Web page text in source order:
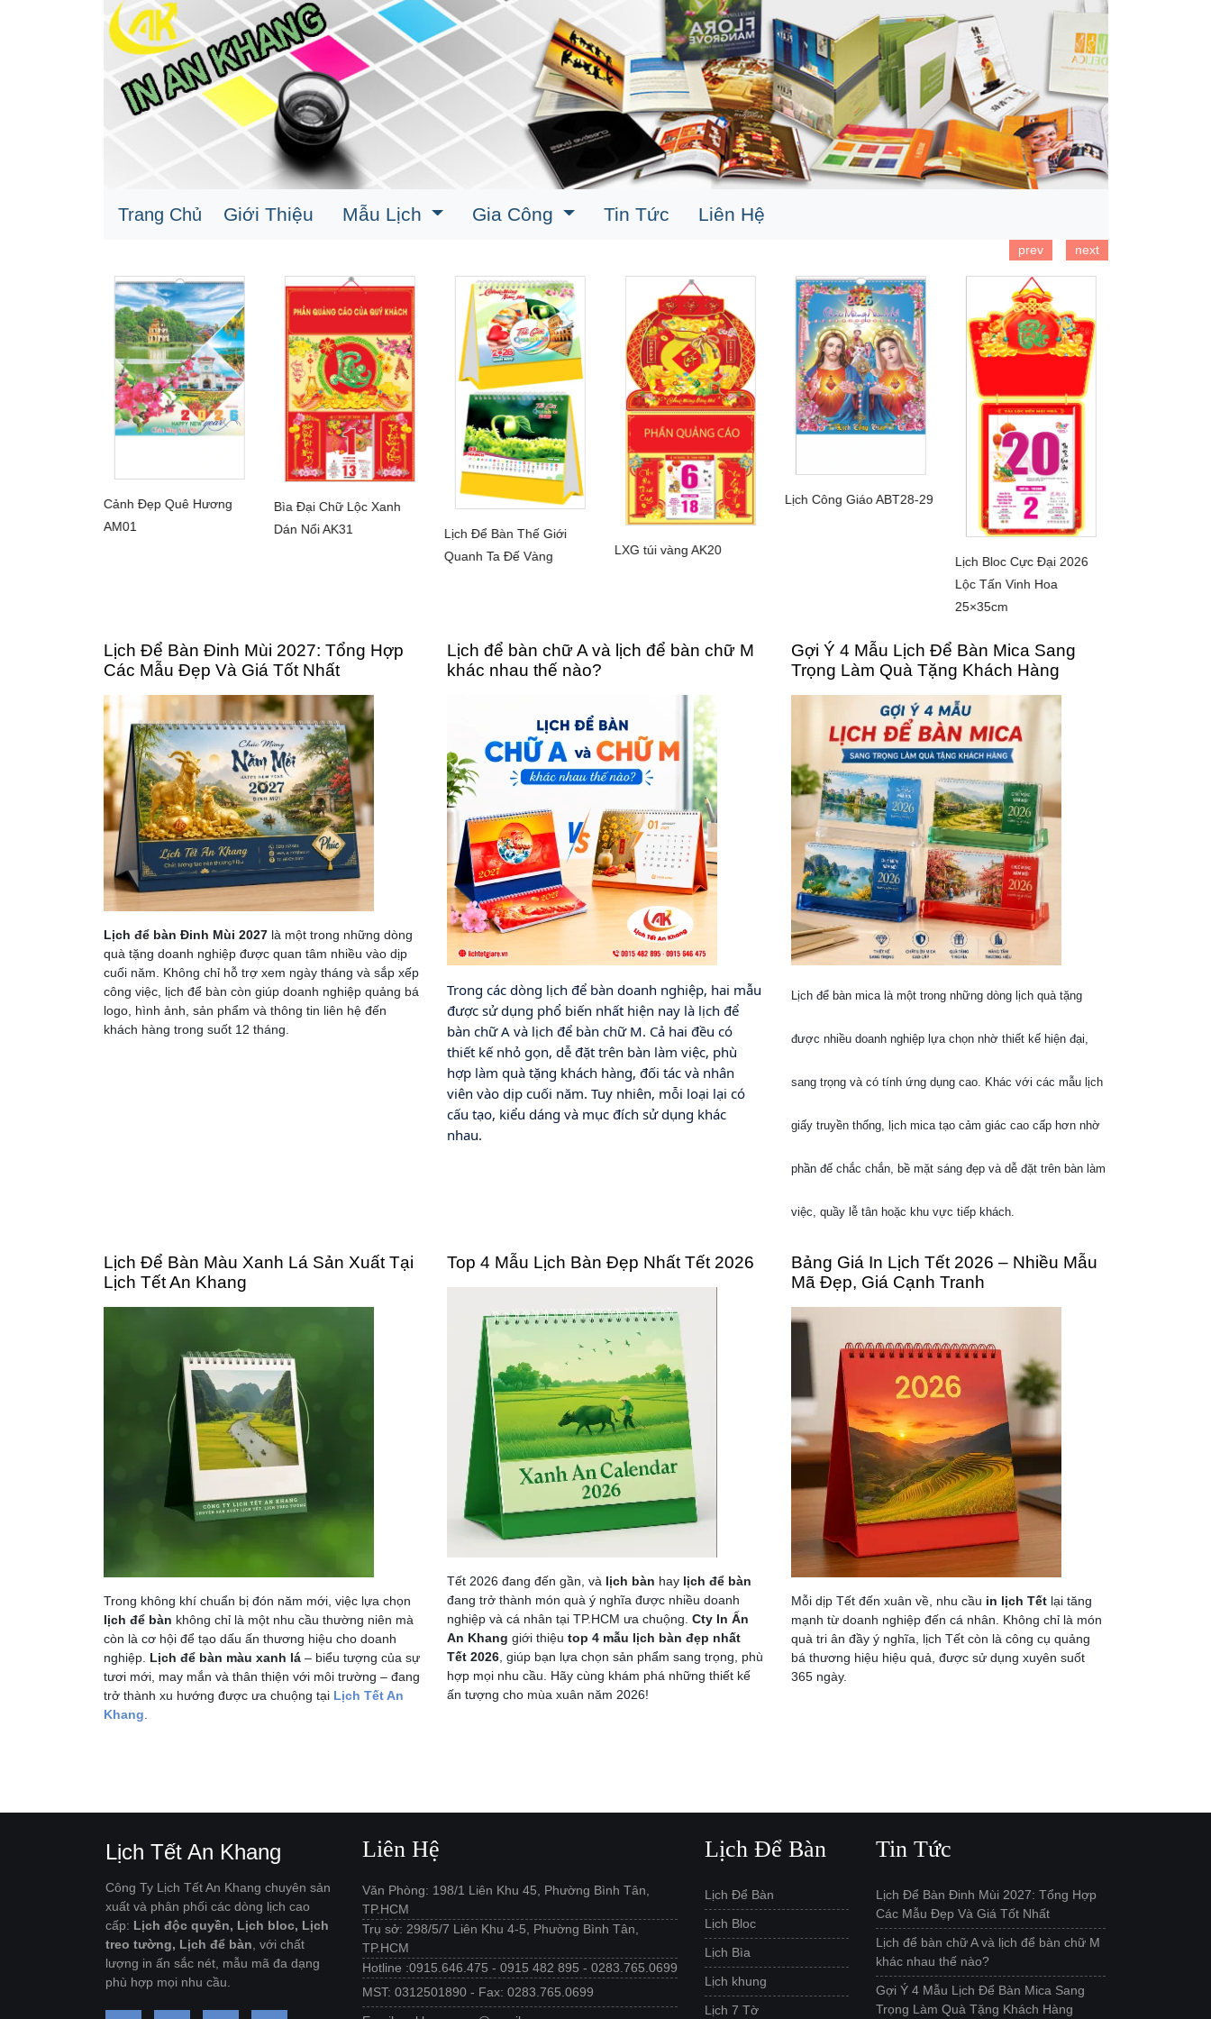
Trang Chủ Giới Thiệu Mẫu Lịch Gia Công Tin Tức Liên Hệ
CHI TIẾT
Cảnh Đẹp Quê Hương
AM01
CHI TIẾT
Bìa Đại Chữ Lộc Xanh
Dán Nổi AK31
Lịch Để Bàn Thế Giới
Quanh Ta Đế Vàng
LXG túi vàng AK20
CHI TIẾT
Lịch Công Giáo ABT28-29
CHI TIẾT
Lịch Bloc Cực Đại 2026
Lộc Tấn Vinh Hoa
25×35cm
prev next
Lịch Để Bàn Đinh Mùi 2027: Tổng Hợp
Các Mẫu Đẹp Và Giá Tốt Nhất
Lịch để bàn Đinh Mùi 2027là một trong những dòng
quà tặng doanh nghiệp được quan tâm nhiều vào dịp
cuối năm. Không chỉ hỗ trợ xem ngày tháng và sắp xếp
công việc, lịch để bàn còn giúp doanh nghiệp quảng bá
logo, hình ảnh, sản phẩm và thông tin liên hệ đến
khách hàng trong suốt 12 tháng.
Lịch để bàn chữ A và lịch để bàn chữ M
khác nhau thế nào?
Trong các dòng lịch để bàn doanh nghiệp, hai mẫu
được sử dụng phổ biến nhất hiện nay là lịch để
bàn chữ A và lịch để bàn chữ M. Cả hai đều có
thiết kế nhỏ gọn, dễ đặt trên bàn làm việc, phù
hợp làm quà tặng khách hàng, đối tác và nhân
viên vào dịp cuối năm. Tuy nhiên, mỗi loại lại có
cấu tạo, kiểu dáng và mục đích sử dụng khác
nhau.
Gợi Ý 4 Mẫu Lịch Để Bàn Mica Sang
Trọng Làm Quà Tặng Khách Hàng
Lịch để bàn mica là một trong những dòng lịch quà tặng
được nhiều doanh nghiệp lựa chọn nhờ thiết kế hiện đại,
sang trọng và có tính ứng dụng cao. Khác với các mẫu lịch
giấy truyền thống, lịch mica tạo cảm giác cao cấp hơn nhờ
phần đế chắc chắn, bề mặt sáng đẹp và dễ đặt trên bàn làm
việc, quầy lễ tân hoặc khu vực tiếp khách.
Lịch Để Bàn Màu Xanh Lá Sản Xuất Tại
Lịch Tết An Khang
Trong không khí chuẩn bị đón năm mới, việc lựa chọn
lịch để bàn không chỉ là một nhu cầu thường niên mà
còn là cơ hội để tạo dấu ấn thương hiệu cho doanh
nghiệp. Lịch để bàn màu xanh lá– biểu tượng của sự
tươi mới, may mắn và thân thiện với môi trường – đang
trở thành xu hướng được ưa chuộng tại Lịch Tết An
Khang.
Top 4 Mẫu Lịch Bàn Đẹp Nhất Tết 2026
Tết 2026 đang đến gần, và lịch bàn hay lịch để bàn
đang trở thành món quà ý nghĩa được nhiều doanh
nghiệp và cá nhân tại TP.HCM ưa chuộng.Cty In Ấn
An Khang giới thiệutop 4 mẫu lịch bàn đẹp nhất
Tết 2026, giúp bạn lựa chọn sản phẩm sang trọng, phù
hợp mọi nhu cầu. Hãy cùng khám phá những thiết kế
ấn tượng cho mùa xuân năm 2026!
Bảng Giá In Lịch Tết 2026 – Nhiều Mẫu
Mã Đẹp, Giá Cạnh Tranh
Mỗi dịp Tết đến xuân về, nhu cầu in lịch Tếtlại tăng
mạnh từ doanh nghiệp đến cá nhân. Không chỉ là món
quà tri ân đầy ý nghĩa, lịch Tết còn là công cụ quảng
bá thương hiệu hiệu quả, được sử dụng xuyên suốt
365 ngày.
Lịch Tết An Khang
Công Ty Lịch Tết An Khang chuyên sản
xuất và phân phối các dòng lịch cao
cấp: Lịch độc quyền, Lịch bloc, Lịch
treo tường, Lịch để bàn, với chất
lượng in ấn sắc nét, mẫu mã đa dạng
phù hợp mọi nhu cầu.
Liên Hệ
Văn Phòng: 198/1 Liên Khu 45, Phường Bình Tân,
TP.HCM
Trụ sở: 298/5/7 Liên Khu 4-5, Phường Bình Tân,
TP.HCM
Hotline :0915.646.475 - 0915 482 895 - 0283.765.0699
MST: 0312501890 - Fax: 0283.765.0699
Lịch Để Bàn
Lịch Để Bàn
Lịch Bloc
Lịch Bìa
Lịch khung
Lịch 7 Tờ
Tin Tức
Lịch Để Bàn Đinh Mùi 2027: Tổng Hợp
Các Mẫu Đẹp Và Giá Tốt Nhất
Lịch để bàn chữ A và lịch để bàn chữ M
khác nhau thế nào?
Gợi Ý 4 Mẫu Lịch Để Bàn Mica Sang
Trọng Làm Quà Tặng Khách Hàng